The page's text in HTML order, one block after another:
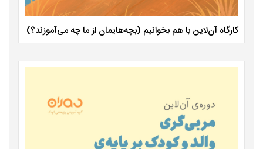
کارگاه آن‌لاین با هم بخوانیم (بچه‌هایمان از ما چه می‌آموزند؟)